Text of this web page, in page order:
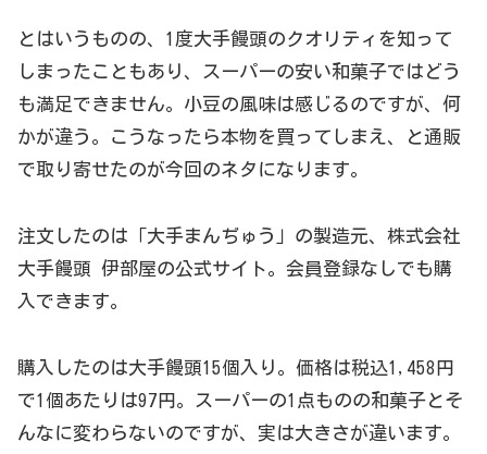
とはいうものの、1度大手饅頭のクオリティを知って
しまったこともあり、スーパーの安い和菓子ではどう
も満足できません。小豆の風味は感じるのですが、何
かが違う。こうなったら本物を買ってしまえ、と通販
で取り寄せたのが今回のネタになります。
注文したのは「大手まんぢゅう」の製造元、株式会社
大手饅頭 伊部屋の公式サイト。会員登録なしでも購
入できます。
購入したのは大手饅頭15個入り。価格は税込1,458円
で1個あたりは97円。スーパーの1点ものの和菓子とそ
んなに変わらないのですが、実は大きさが違います。